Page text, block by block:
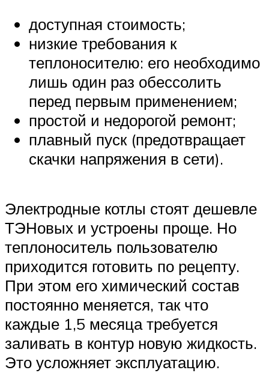
доступная стоимость;
низкие требования к
теплоносителю: его необходимо
лишь один раз обессолить
перед первым применением;
простой и недорогой ремонт;
плавный пуск (предотвращает
скачки напряжения в сети).
Электродные котлы стоят дешевле
ТЭНовых и устроены проще. Но
теплоноситель пользователю
приходится готовить по рецепту.
При этом его химический состав
постоянно меняется, так что
каждые 1,5 месяца требуется
заливать в контур новую жидкость.
Это усложняет эксплуатацию.